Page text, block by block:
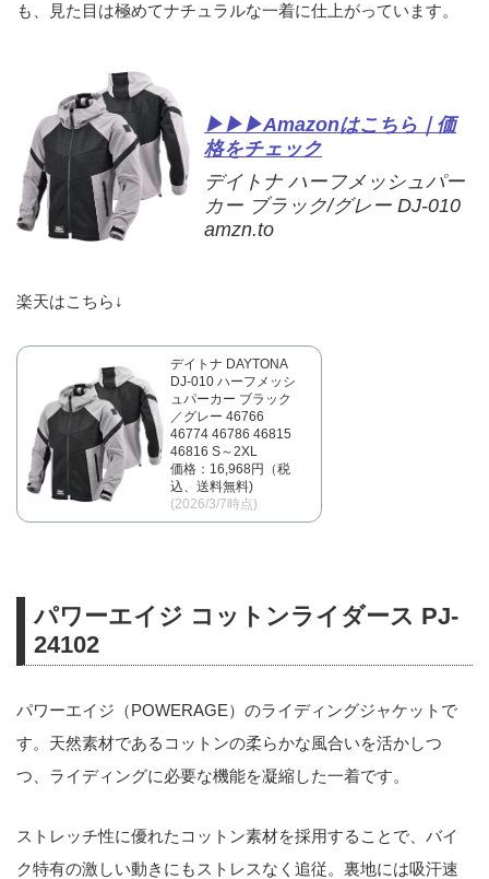
も、見た目は極めてナチュラルな一着に仕上がっています。
▶▶▶Amazonはこちら｜価
格をチェック
デイトナ ハーフメッシュパー
カー ブラック/グレー DJ-010
amzn.to
楽天はこちら↓
デイトナ DAYTONA
DJ-010 ハーフメッシ
ュパーカー ブラック
／グレー 46766
46774 46786 46815
46816 S～2XL
価格：16,968円（税
込、送料無料)
(2026/3/7時点)
パワーエイジ コットンライダース PJ-
24102
パワーエイジ（POWERAGE）のライディングジャケットで
す。天然素材であるコットンの柔らかな風合いを活かしつ
つ、ライディングに必要な機能を凝縮した一着です。
ストレッチ性に優れたコットン素材を採用することで、バイ
ク特有の激しい動きにもストレスなく追従。裏地には吸汗速